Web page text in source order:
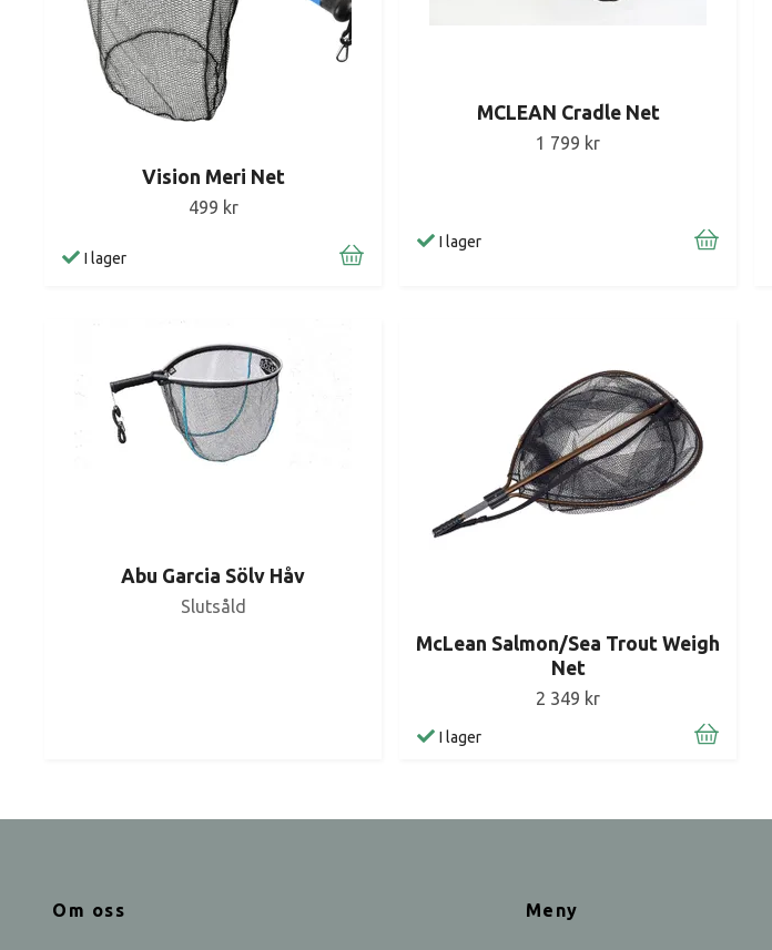
Vision Meri Net
499 kr
I lager
MCLEAN Cradle Net
1 799 kr
I lager
Abu Garcia Sölv Håv
Slutsåld
McLean Salmon/Sea Trout Weigh
Net
2 349 kr
I lager
Om oss Meny